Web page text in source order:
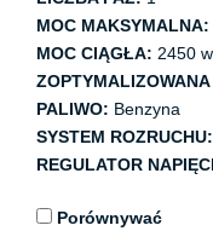
MOC MAKSYMALNA:
MOC CIĄGŁA: 2450
PALIWO: Benzyna
SYSTEM ROZRUCHU:
REGULATOR
Porównywać